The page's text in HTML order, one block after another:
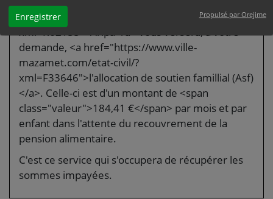
Enregistrer Propulsé par Orejime
mazamet.com/etat-civil/?
xml=R62155">Aripa</a> vous versera, à votre
demande, <a href="https://www.ville-
mazamet.com/etat-civil/?
xml=F33646">l'allocation de soutien famillial (Asf)
</a>. Celle-ci est d'un montant de <span
class="valeur">184,41 €</span> par mois et par
enfant dans l'attente du recouvrement de la
pension alimentaire.
C'est ce service qui s'occupera de récupérer les
sommes impayées.